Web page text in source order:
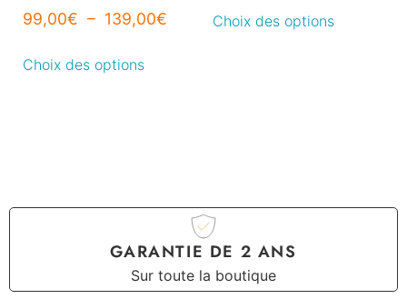
99,00€ – 139,00€
Choix des options
Choix des options
GARANTIE DE 2 ANS
Sur toute la boutique